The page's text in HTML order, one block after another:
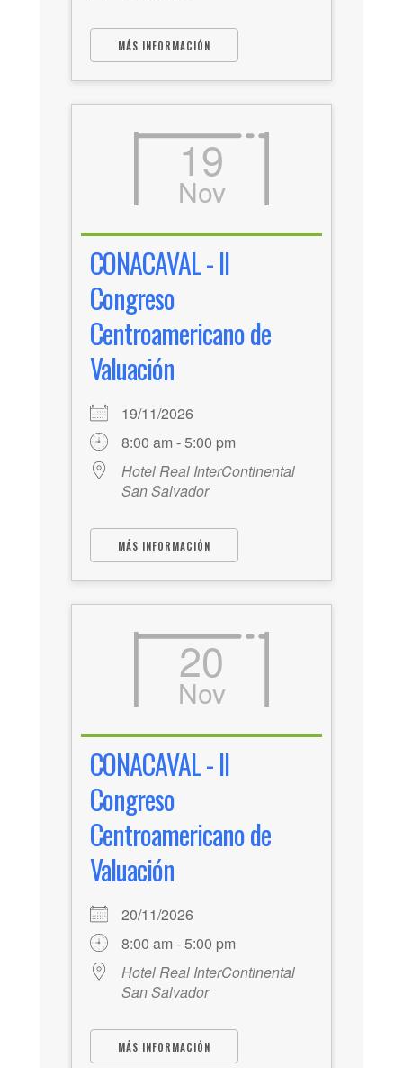
MÁS INFORMACIÓN
19
Nov
CONACAVAL - II
Congreso
Centroamericano de
Valuación
19/11/2026
8:00 am - 5:00 pm
Hotel Real InterContinental
San Salvador
MÁS INFORMACIÓN
20
Nov
CONACAVAL - II
Congreso
Centroamericano de
Valuación
20/11/2026
8:00 am - 5:00 pm
Hotel Real InterContinental
San Salvador
MÁS INFORMACIÓN